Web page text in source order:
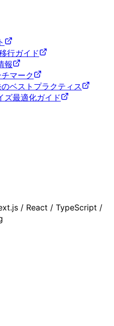
行ガイド
報
マーク
ベストプラクティス
最適化ガイド
/ React / TypeScript /